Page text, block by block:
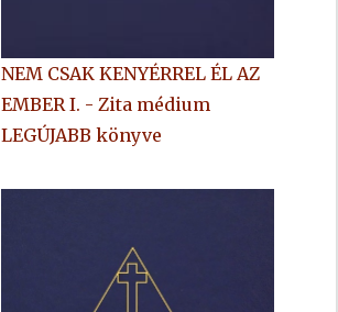
NEM CSAK KENYÉRREL ÉL AZ
EMBER I. - Zita médium
LEGÚJABB könyve